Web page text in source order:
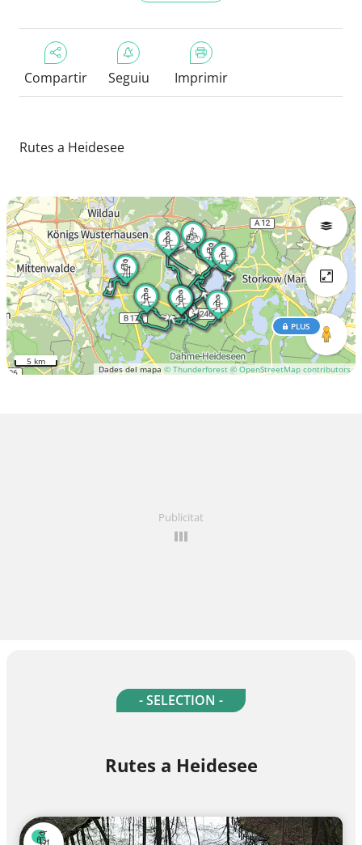
Compartir Seguiu Imprimir
Rutes a Heidesee
Dades del mapa© Thunderforest © OpenStreetMap contributors
PLUS
5 km
Publicitat
- SELECTION -
Rutes a Heidesee